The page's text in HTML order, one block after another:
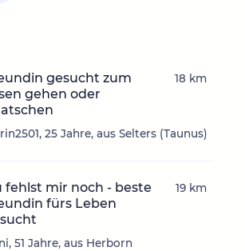
gesucht zum
gehen oder
25 Jahre, aus Selters (Taunus)
18 km
fehlst mir noch - beste
fürs Leben
51 Jahre, aus Herborn
19 km